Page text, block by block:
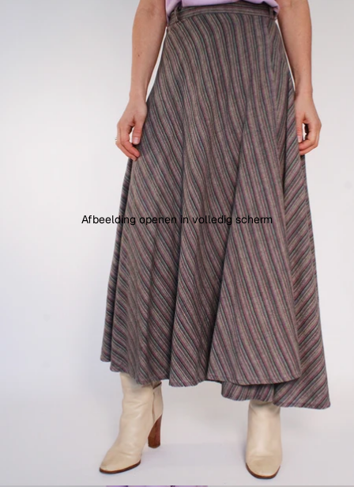
Afbeelding openen in volledig scherm